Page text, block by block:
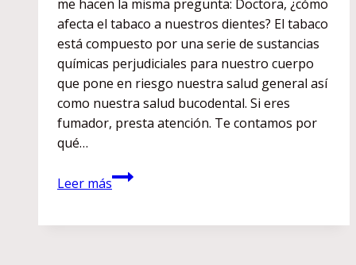
me hacen la misma pregunta: Doctora, ¿cómo
afecta el tabaco a nuestros dientes? El tabaco
está compuesto por una serie de sustancias
químicas perjudiciales para nuestro cuerpo
que pone en riesgo nuestra salud general así
como nuestra salud bucodental. Si eres
fumador, presta atención. Te contamos por
qué…
Leer másEfectos
nocivos